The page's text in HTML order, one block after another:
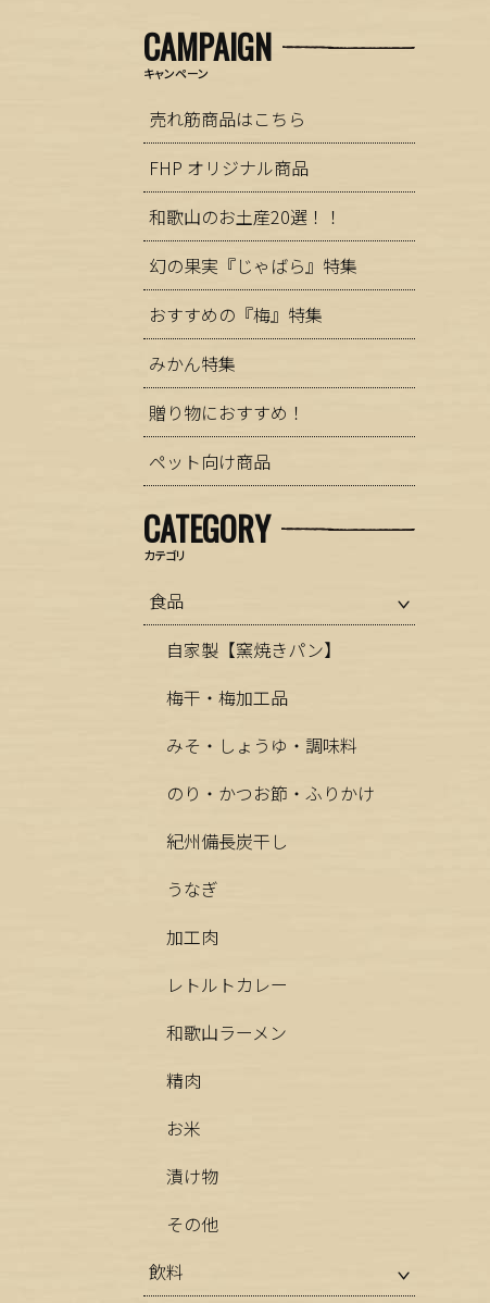
CAMPAIGN
キャンペーン
売れ筋商品はこちら
FHP オリジナル商品
和歌山のお土産20選！！
幻の果実『じゃばら』特集
おすすめの『梅』特集
みかん特集
贈り物におすすめ！
ペット向け商品
CATEGORY
カテゴリ
食品
自家製【窯焼きパン】
梅干・梅加工品
みそ・しょうゆ・調味料
のり・かつお節・ふりかけ
紀州備長炭干し
うなぎ
加工肉
レトルトカレー
和歌山ラーメン
精肉
お米
漬け物
その他
飲料